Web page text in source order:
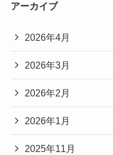
アーカイブ
2026年4月
2026年3月
2026年2月
2026年1月
2025年11月